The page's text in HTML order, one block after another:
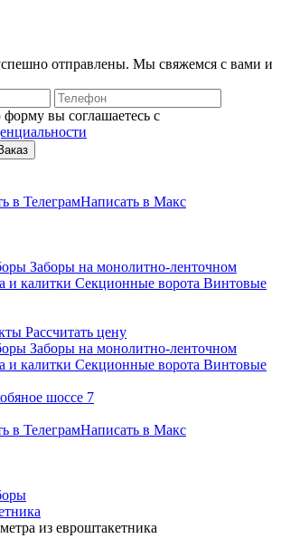
отправлены. Мы свяжемся с вами и
вы соглашаетесь с
в ТелеграмНаписать в Макс
Заборы на монолитно-ленточном
и калитки Секционные ворота Винтовые
Рассчитать цену
Заборы на монолитно-ленточном
и калитки Секционные ворота Винтовые
шоссе 7
в ТелеграмНаписать в Макс
из евроштакетника